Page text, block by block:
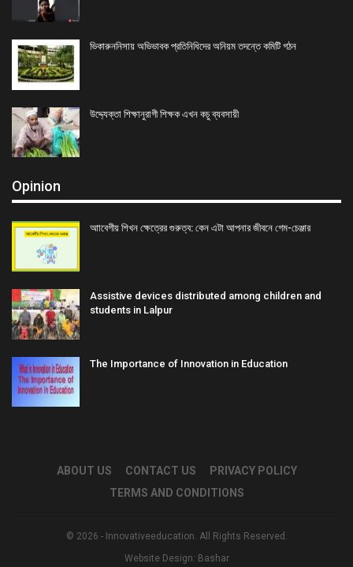
ভিকারুননিসায় অভিভাবক প্রতিনিধিদের অনিয়ম তদন্তে কমিটি গঠন
উদ্দ্যেক্তা শিক্ষানুরাগী শিক্ষক এখন কচু ব্যবসায়ী
Opinion
আাবেগীয় শিখন ক্ষেত্রের গুরুত্ব: কেন এটা আপনার জীবনে গেম-চেঞ্জার
Assistive devices distributed among children and
students in Lalpur
The Importance of Innovation in Education
ABOUT US CONTACT US
PRIVACY POLICY
TERMS AND CONDITIONS
© 2026 - Innovativeeducation. All Rights Reserved.
Website Design: Bashar